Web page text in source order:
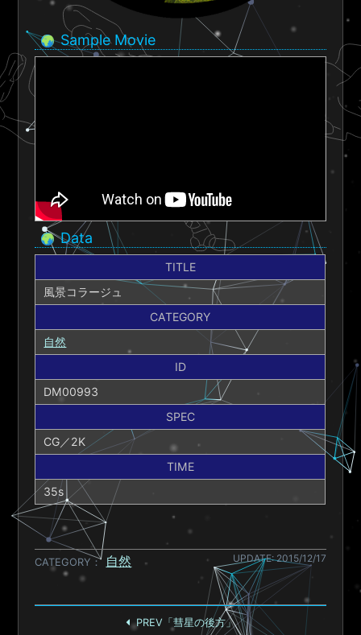
Sample Movie
Data
TITLE
風景コラージュ
CATEGORY
自然
ID
DM00993
SPEC
CG／2K
TIME
35s
CATEGORY 自然 UPDATE: 2015/12/17
PREV「彗星の後方」